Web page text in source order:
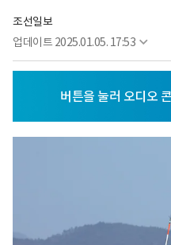
조선일보
업데이트 2025.01.05. 17:53